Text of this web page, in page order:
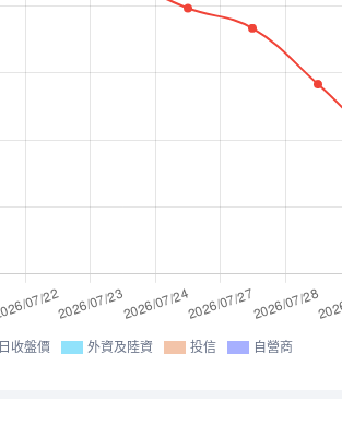
日收盤價 外資及陸資 投信 自營商